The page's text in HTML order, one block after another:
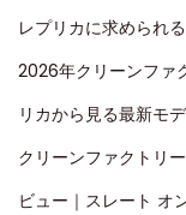
レプリカに求められ
2026年クリーンファ
リカから見る最新モ
クリーンファクトリ
ビュー｜スレート オ